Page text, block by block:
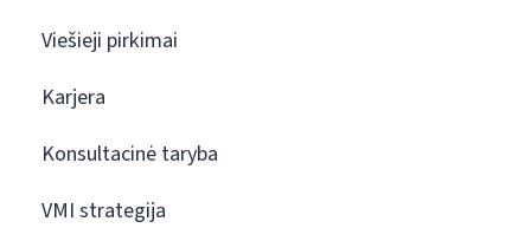
Viešieji pirkimai
Karjera
Konsultacinė taryba
VMI strategija